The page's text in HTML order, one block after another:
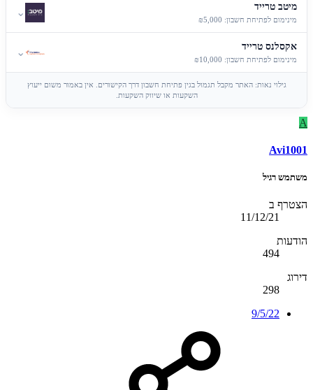
מיטב טרייד
מינימום לפתיחת חשבון: ₪5,000
⌄
אקסלנס טרייד
מינימום לפתיחת חשבון: ₪10,000
⌄
גילוי נאות: האתר מקבל תגמול בגין פתיחת חשבון דרך הקישורים. אין באמור משום ייעוץ
השקעות או שיווק השקעות.
A
Avi1001
משתמש רגיל
הצטרף ב
11/12/21
הודעות
494
דירוג
298
9/5/22